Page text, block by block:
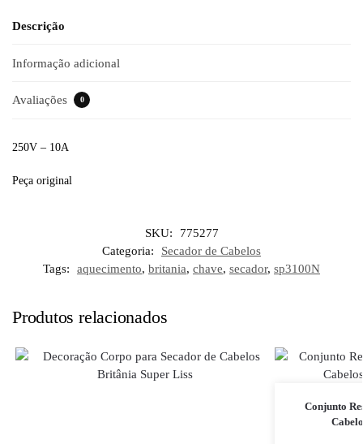
Descrição
Informação adicional
Avaliações 0
250V – 10A
Peça original
SKU:
775277
Categoria:
Secador de Cabelos
Tags:
aquecimento, britania, chave, secador, sp3100N
Produtos relacionados
Conjunto